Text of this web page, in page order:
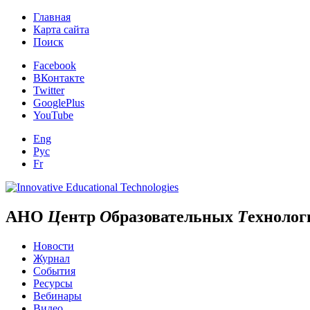
Главная
Карта сайта
Поиск
Facebook
ВКонтакте
Twitter
GooglePlus
YouTube
Eng
Рус
Fr
АНО Центр Образовательных Т
Новости
Журнал
События
Ресурсы
Вебинары